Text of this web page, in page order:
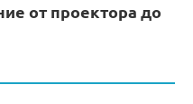
от проектора до